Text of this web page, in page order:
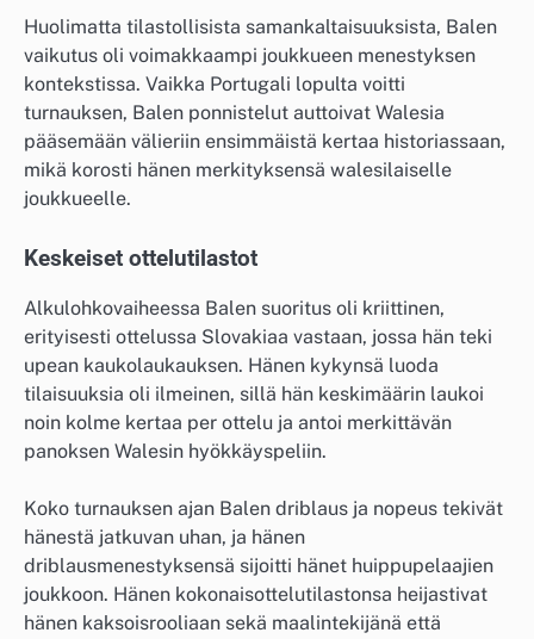
Huolimatta tilastollisista samankaltaisuuksista, Balen
vaikutus oli voimakkaampi joukkueen menestyksen
kontekstissa. Vaikka Portugali lopulta voitti
turnauksen, Balen ponnistelut auttoivat Walesia
pääsemään välieriin ensimmäistä kertaa historiassaan,
mikä korosti hänen merkityksensä walesilaiselle
joukkueelle.
Keskeiset ottelutilastot
Alkulohkovaiheessa Balen suoritus oli kriittinen,
erityisesti ottelussa Slovakiaa vastaan, jossa hän teki
upean kaukolaukauksen. Hänen kykynsä luoda
tilaisuuksia oli ilmeinen, sillä hän keskimäärin laukoi
noin kolme kertaa per ottelu ja antoi merkittävän
panoksen Walesin hyökkäyspeliin.
Koko turnauksen ajan Balen driblaus ja nopeus tekivät
hänestä jatkuvan uhan, ja hänen
driblausmenestyksensä sijoitti hänet huippupelaajien
joukkoon. Hänen kokonaisottelutilastonsa heijastivat
hänen kaksoisrooliaan sekä maalintekijänä että